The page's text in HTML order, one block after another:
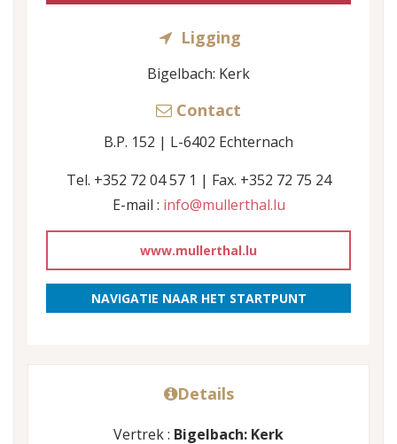
Ligging
Bigelbach: Kerk
Contact
B.P. 152 | L-6402 Echternach
Tel. +352 72 04 57 1 | Fax. +352 72 75 24
E-mail : info@mullerthal.lu
www.mullerthal.lu
NAVIGATIE NAAR HET STARTPUNT
Details
Vertrek : Bigelbach: Kerk